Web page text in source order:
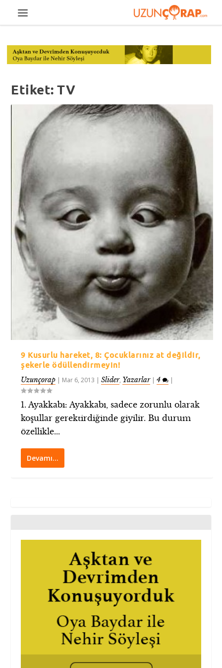
Etiket:TV
9 Kusurlu hareket, 8: Çocuklarınız at değildir,
şekerle ödüllendirmeyin!
Uzunçorap | Mar 6, 2013 |Slider, Yazarlar|4 |
1. Ayakkabı: Ayakkabı, sadece zorunlu olarak
koşullar gerektirdiğinde giyilir. Bu durum
özellikle...
Devamı…